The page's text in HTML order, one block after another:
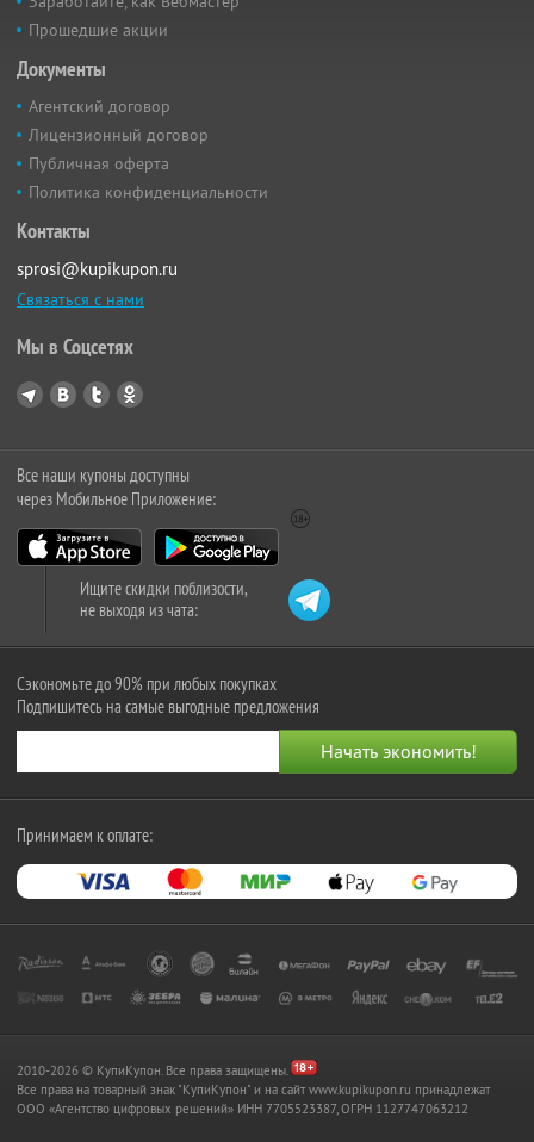
Прошедшие акции
Документы
Агентский договор
Лицензионный договор
Публичная оферта
Политика конфиденциальности
Контакты
sprosi@kupikupon.ru
Связаться с нами
Мы в Соцсетях
Все наши купоны доступны
через Мобильное Приложение:
Ищите скидки поблизости,
не выходя из чата:
Сэкономьте до 90% при любых покупках
Подпишитесь на самые выгодные предложения
Принимаем к оплате:
2010-2026 © КупиКупон. Все права защищены.
Все права на товарный знак "КупиКупон" и на сайт www.kupikupon.ru принадлежат
OOO «Агентство цифровых решений» ИНН 7705523387, ОГРН 1127747063212